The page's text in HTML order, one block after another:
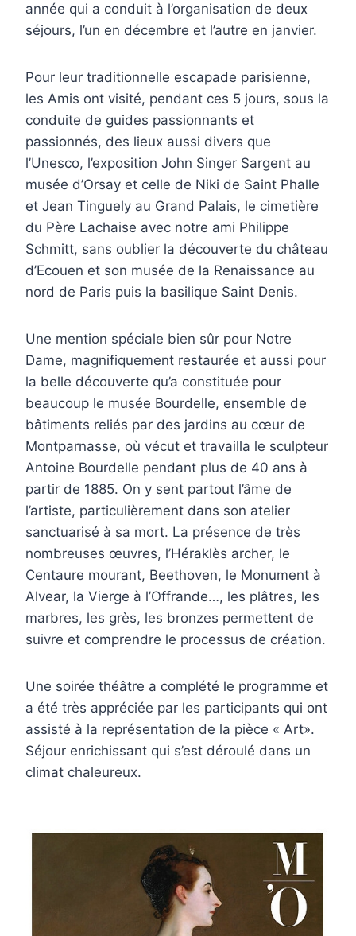
année qui a conduit à l’organisation de deux
séjours, l’un en décembre et l’autre en janvier.
Pour leur traditionnelle escapade parisienne,
les Amis ont visité, pendant ces 5 jours, sous la
conduite de guides passionnants et
passionnés, des lieux aussi divers que
l’Unesco, l’exposition John Singer Sargent au
musée d’Orsay et celle de Niki de Saint Phalle
et Jean Tinguely au Grand Palais, le cimetière
du Père Lachaise avec notre ami Philippe
Schmitt, sans oublier la découverte du château
d’Ecouen et son musée de la Renaissance au
nord de Paris puis la basilique Saint Denis.
Une mention spéciale bien sûr pour Notre
Dame, magnifiquement restaurée et aussi pour
la belle découverte qu’a constituée pour
beaucoup le musée Bourdelle, ensemble de
bâtiments reliés par des jardins au cœur de
Montparnasse, où vécut et travailla le sculpteur
Antoine Bourdelle pendant plus de 40 ans à
partir de 1885. On y sent partout l’âme de
l’artiste, particulièrement dans son atelier
sanctuarisé à sa mort. La présence de très
nombreuses œuvres, l’Héraklès archer, le
Centaure mourant, Beethoven, le Monument à
Alvear, la Vierge à l’Offrande…, les plâtres, les
marbres, les grès, les bronzes permettent de
suivre et comprendre le processus de création.
Une soirée théâtre a complété le programme et
a été très appréciée par les participants qui ont
assisté à la représentation de la pièce « Art».
Séjour enrichissant qui s’est déroulé dans un
climat chaleureux.